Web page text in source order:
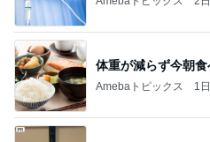
体重が減らず今朝
Amebaトピックス 1